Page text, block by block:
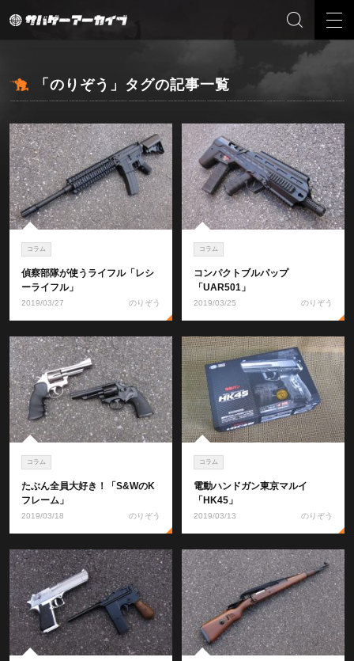
「のりぞう」タグの記事一覧
コラム
偵察部隊が使うライフル「レシ
ーライフル」
2019/03/27 のりぞう
コラム
コンパクトブルパップ
「UAR501」
2019/03/25 のりぞう
コラム
たぶん全員大好き！「S&WのK
フレーム」
2019/03/18 のりぞう
コラム
電動ハンドガン東京マルイ
「HK45」
2019/03/13 のりぞう